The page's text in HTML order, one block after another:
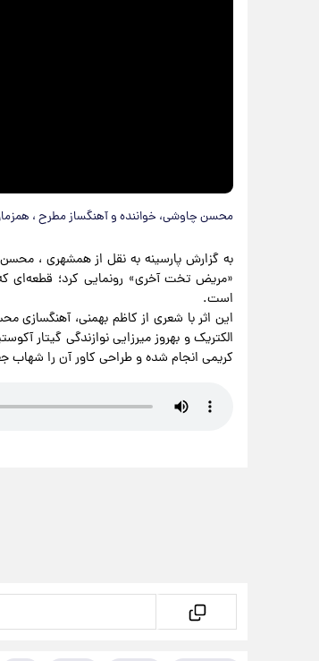
محسن چاوشی، خواننده و آهنگساز مطرح ، همزمان
به گزارش پارسینه به نقل از همشهری ، محسن
«مریض تخت آخری» رونمایی کرد؛ قطعه‌ای
است.
این اثر با شعری از کاظم بهمنی، آهنگسازی
الکتریک و بهروز میرزایی نوازندگی گیتار
کریمی انجام شده و طراحی کاور آن را شهاب